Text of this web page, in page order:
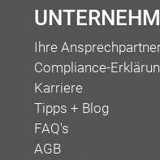
Ihre
Compliance-
Karriere
Tipps + Blog
FAQ's
AGB